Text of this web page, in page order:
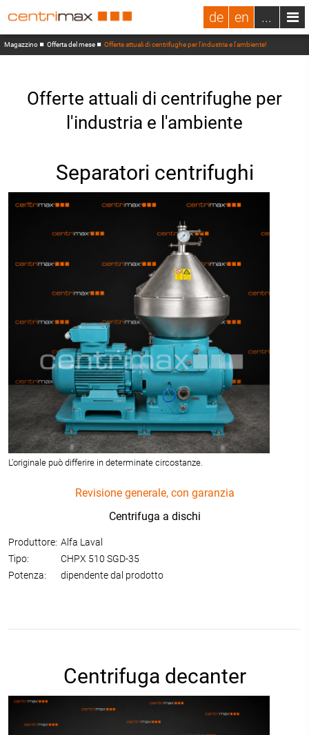
de en ...
Magazzino Offerta del mese Offerte attuali di centrifughe per l'industria e l'ambiente!
Offerte attuali di centrifughe per
l'industria e l'ambiente
Separatori centrifughi
L'originale può differire in determinate circostanze.
Revisione generale, con garanzia
Centrifuga a dischi
Produttore: Alfa Laval
Tipo:
CHPX 510 SGD-35
Potenza:
dipendente dal prodotto
Centrifuga decanter